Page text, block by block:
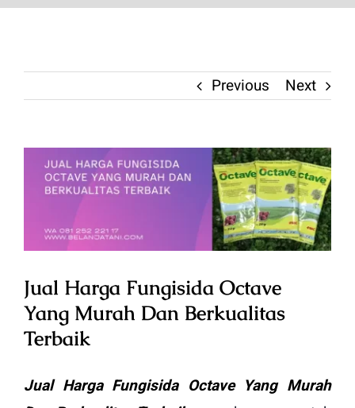
Previous Next
View
Larger
Jual Harga Fungisida Octave
Yang Murah Dan Berkualitas
Terbaik
Jual Harga Fungisida Octave Yang Murah